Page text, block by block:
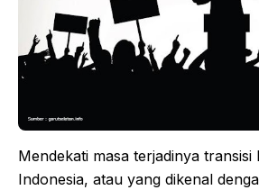
Mendekati masa terjadinya transisi
Indonesia, atau yang dikenal